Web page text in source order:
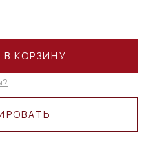
КОРЗИНУ